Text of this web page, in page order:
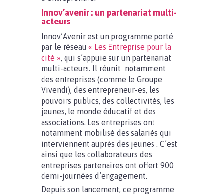
Innov’avenir : un partenariat multi-
acteurs
Innov’Avenir est un programme porté
par le réseau « Les Entreprise pour la
cité », qui s’appuie sur un partenariat
multi-acteurs. Il réunit notamment
des entreprises (comme le Groupe
Vivendi), des entrepreneur-es, les
pouvoirs publics, des collectivités, les
jeunes, le monde éducatif et des
associations. Les entreprises ont
notamment mobilisé des salariés qui
interviennent auprès des jeunes . C’est
ainsi que les collaborateurs des
entreprises partenaires ont offert 900
demi-journées d’engagement.
Depuis son lancement, ce programme